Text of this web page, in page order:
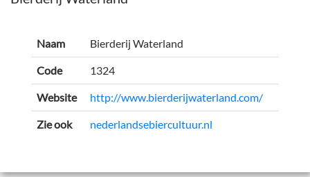
Naam Bierderij Waterland
Code 1324
Website http://www.bierderijwaterland.com/
Zie ook nederlandsebiercultuur.nl